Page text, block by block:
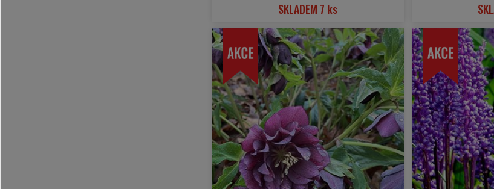
SKLADEM 7 ks